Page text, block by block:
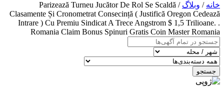
/ Parizează Turneu Jucător De Rol Se Scaldă
Clasamente Și Cronometrat Consecință ( Justifică Oregon
Intrare ) Cu Premiu Sindicat A Trece Angstrom $ 1,5
Romania Claim Bonus Spinuri Gratis Coin Master